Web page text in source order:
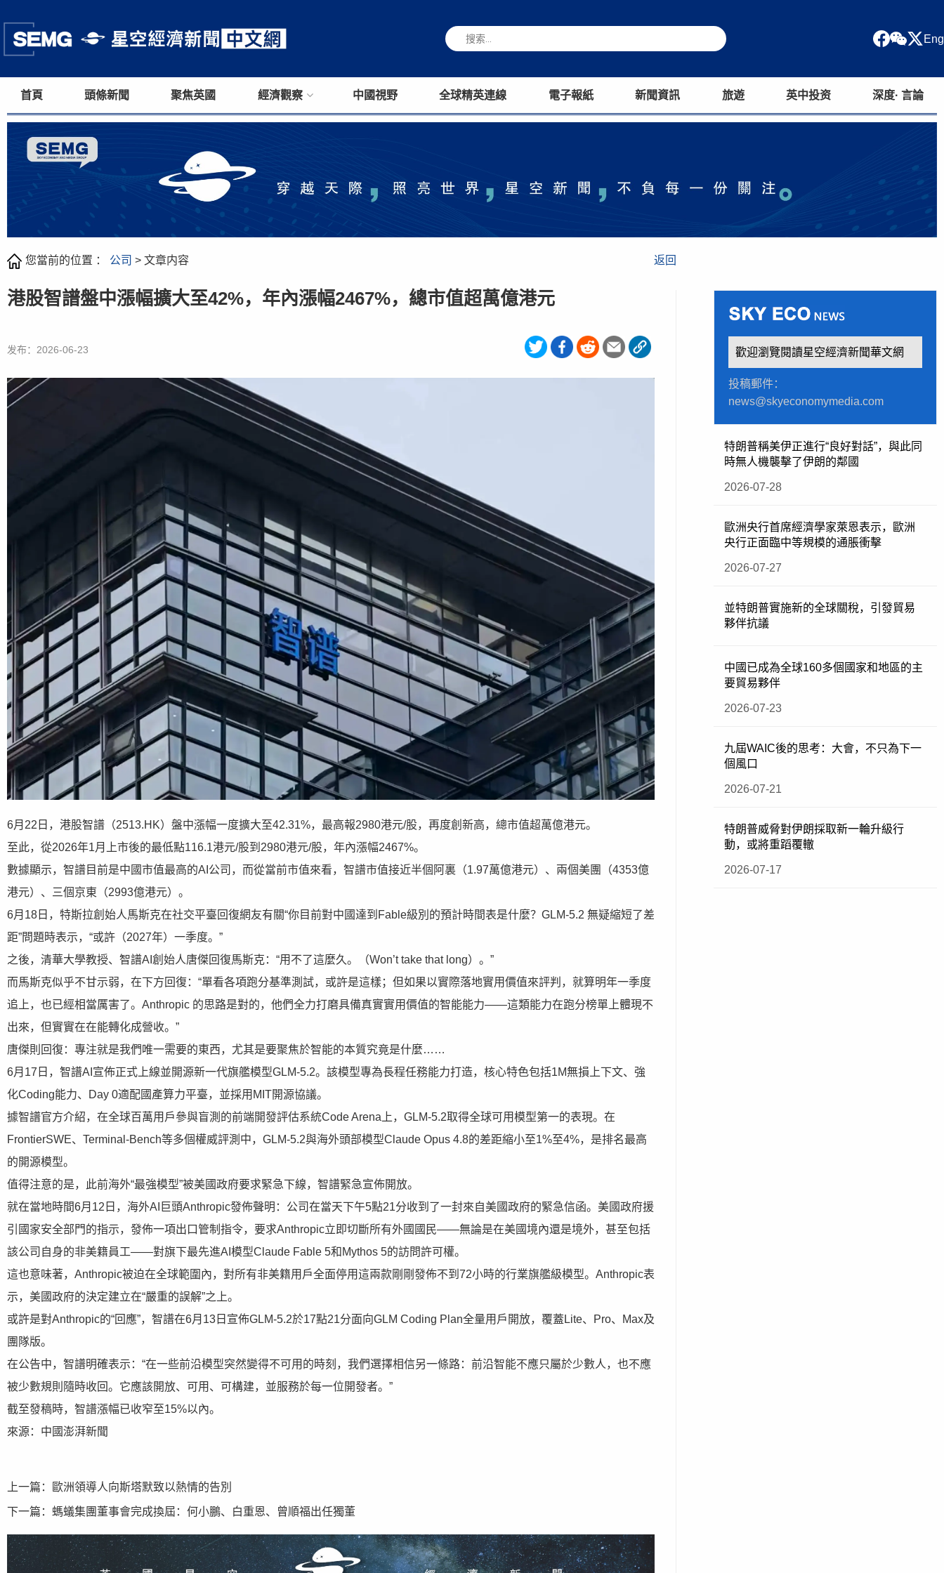
Eng
首頁 頭條新聞 聚焦英國 經濟觀察 中國視野 全球精英連線 電子報紙 新聞資訊 旅遊 英中投资 深度· 言論
您當前的位置 ： 公司 > 文章内容 返回
港股智譜盤中漲幅擴大至42%，年內漲幅2467%，總市值超萬億港元
发布：2026-06-23
6月22日，港股智譜（2513.HK）盤中漲幅一度擴大至42.31%，最高報2980港元/股，再度創新高，總市值超萬億港元。
至此，從2026年1月上市後的最低點116.1港元/股到2980港元/股，年內漲幅2467%。
數據顯示，智譜目前是中國市值最高的AI公司，而從當前市值來看，智譜市值接近半個阿裏（1.97萬億港元）、兩個美團（4353億
港元）、三個京東（2993億港元）。
6月18日，特斯拉創始人馬斯克在社交平臺回復網友有關“你目前對中國達到Fable級別的預計時間表是什麼？GLM-5.2 無疑縮短了差
距”問題時表示，“或許（2027年）一季度。”
之後，清華大學教授、智譜AI創始人唐傑回復馬斯克：“用不了這麼久。（Won’t take that long）。”
而馬斯克似乎不甘示弱，在下方回復：“單看各項跑分基準測試，或許是這樣；但如果以實際落地實用價值來評判，就算明年一季度
追上，也已經相當厲害了。Anthropic 的思路是對的，他們全力打磨具備真實實用價值的智能能力——這類能力在跑分榜單上體現不
出來，但實實在在能轉化成營收。”
唐傑則回復：專注就是我們唯一需要的東西，尤其是要聚焦於智能的本質究竟是什麼……
6月17日，智譜AI宣佈正式上線並開源新一代旗艦模型GLM-5.2。該模型專為長程任務能力打造，核心特色包括1M無損上下文、強
化Coding能力、Day 0適配國產算力平臺，並採用MIT開源協議。
據智譜官方介紹，在全球百萬用戶參與盲測的前端開發評估系統Code Arena上，GLM-5.2取得全球可用模型第一的表現。在
FrontierSWE、Terminal-Bench等多個權威評測中，GLM-5.2與海外頭部模型Claude Opus 4.8的差距縮小至1%至4%，是排名最高
的開源模型。
值得注意的是，此前海外“最強模型”被美國政府要求緊急下線，智譜緊急宣佈開放。
就在當地時間6月12日，海外AI巨頭Anthropic發佈聲明：公司在當天下午5點21分收到了一封來自美國政府的緊急信函。美國政府援
引國家安全部門的指示，發佈一項出口管制指令，要求Anthropic立即切斷所有外國國民——無論是在美國境內還是境外，甚至包括
該公司自身的非美籍員工——對旗下最先進AI模型Claude Fable 5和Mythos 5的訪問許可權。
這也意味著，Anthropic被迫在全球範圍內，對所有非美籍用戶全面停用這兩款剛剛發佈不到72小時的行業旗艦級模型。Anthropic表
示，美國政府的決定建立在“嚴重的誤解”之上。
或許是對Anthropic的“回應”，智譜在6月13日宣佈GLM-5.2於17點21分面向GLM Coding Plan全量用戶開放，覆蓋Lite、Pro、Max及
團隊版。
在公告中，智譜明確表示：“在一些前沿模型突然變得不可用的時刻，我們選擇相信另一條路：前沿智能不應只屬於少數人，也不應
被少數規則隨時收回。它應該開放、可用、可構建，並服務於每一位開發者。”
截至發稿時，智譜漲幅已收窄至15%以內。
來源：中國澎湃新聞
上一篇： 歐洲領導人向斯塔默致以熱情的告別
下一篇： 螞蟻集團董事會完成換屆：何小鵬、白重恩、曾順福出任獨董
歡迎瀏覽閱讀星空經濟新聞華文網
投稿郵件：
news@skyeconomymedia.com
特朗普稱美伊正進行“良好對話”，與此同
時無人機襲擊了伊朗的鄰國
2026-07-28
歐洲央行首席經濟學家萊恩表示，歐洲
央行正面臨中等規模的通脹衝擊
2026-07-27
並特朗普實施新的全球關稅，引發貿易
夥伴抗議
中國已成為全球160多個國家和地區的主
要貿易夥伴
2026-07-23
九屆WAIC後的思考：大會，不只為下一
個風口
2026-07-21
特朗普威脅對伊朗採取新一輪升級行
動，或將重蹈覆轍
2026-07-17